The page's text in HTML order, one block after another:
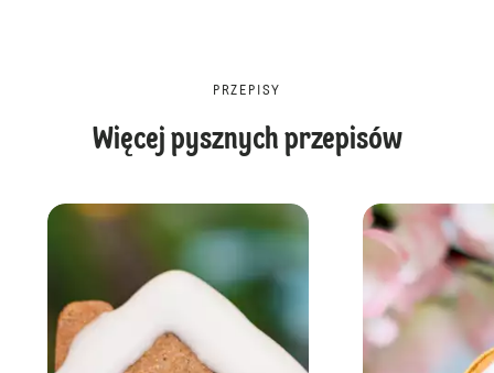
PRZEPISY
Więcej pysznych przepisów